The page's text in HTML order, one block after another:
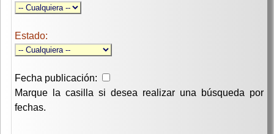
Estado:
Fecha publicación:
Marque la casilla si desea realizar una búsqueda por
fechas.